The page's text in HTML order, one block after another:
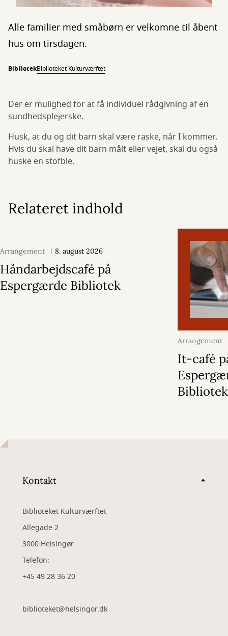
Alle familier med småbørn er velkomne til åbent
hus om tirsdagen.
BibliotekBiblioteket Kulturværftet
Der er mulighed for at få individuel rådgivning af en
sundhedsplejerske.
Husk, at du og dit barn skal være raske, når I kommer.
Hvis du skal have dit barn målt eller vejet, skal du også
huske en stofble.
Relateret indhold
Arrangement 8. august 2026
Håndarbejdscafé på
Espergærde Bibliotek
Arrangement
2026
It-café
Bibliotek
Kontakt
Biblioteket Kulturværftet
Allegade 2
3000 Helsingør
Telefon:
+45 49 28 36 20
biblioteket@helsingor.dk